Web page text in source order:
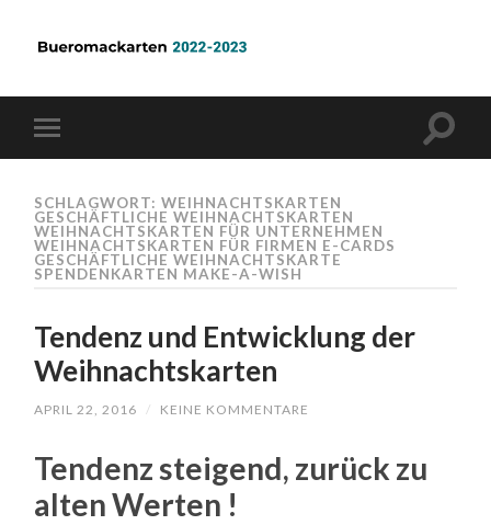
SCHLAGWORT: WEIHNACHTSKARTEN
GESCHÄFTLICHE WEIHNACHTSKARTEN
WEIHNACHTSKARTEN FÜR UNTERNEHMEN
WEIHNACHTSKARTEN FÜR FIRMEN E-CARDS
GESCHÄFTLICHE WEIHNACHTSKARTE
SPENDENKARTEN MAKE-A-WISH
Tendenz und Entwicklung der
Weihnachtskarten
APRIL 22, 2016 / KEINE KOMMENTARE
Tendenz steigend, zurück zu
alten Werten !